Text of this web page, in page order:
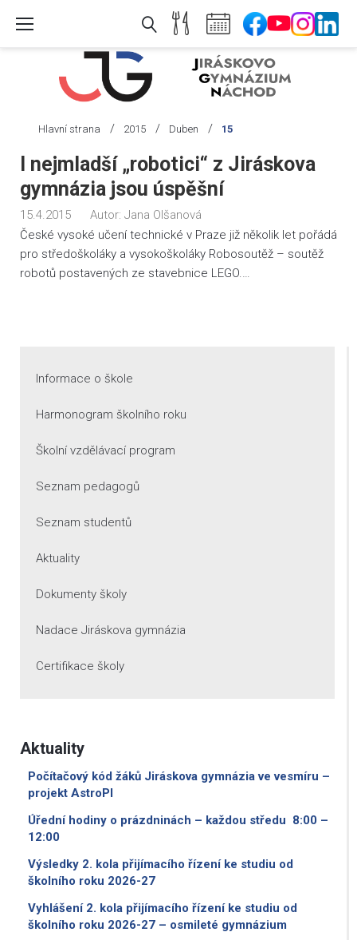
Hlavní strana / 2015 / Duben / 15
Den:
15.
4.
2015
I nejmladší „robotici“ z Jiráskova
gymnázia jsou úspěšní
15.4.2015 Autor: Jana Olšanová
České vysoké učení technické v Praze již několik let pořádá
pro středoškoláky a vysokoškoláky Robosoutěž – soutěž
robotů postavených ze stavebnice LEGO.…
Informace o škole
Harmonogram školního roku
Školní vzdělávací program
Seznam pedagogů
Seznam studentů
Aktuality
Dokumenty školy
Nadace Jiráskova gymnázia
Certifikace školy
Aktuality
Počítačový kód žáků Jiráskova gymnázia ve vesmíru –
projekt AstroPI
Úřední hodiny o prázdninách – každou středu 8:00 –
12:00
Výsledky 2. kola přijímacího řízení ke studiu od
školního roku 2026-27
Vyhlášení 2. kola přijímacího řízení ke studiu od
školního roku 2026-27 – osmileté gymnázium